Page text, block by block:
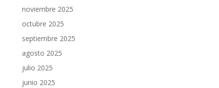
noviembre 2025
octubre 2025
septiembre 2025
agosto 2025
julio 2025
junio 2025